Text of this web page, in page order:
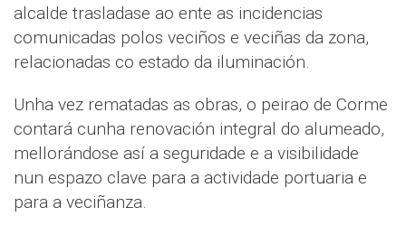
alcalde trasladase ao ente as incidencias
comunicadas polos veciños e veciñas da zona,
relacionadas co estado da iluminación.
Unha vez rematadas as obras, o peirao de Corme
contará cunha renovación integral do alumeado,
mellorándose así a seguridade e a visibilidade
nun espazo clave para a actividade portuaria e
para a veciñanza.